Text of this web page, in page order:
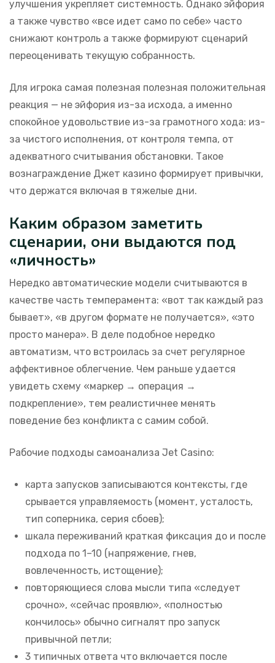
улучшения укрепляет системность. Однако эйфория
а также чувство «все идет само по себе» часто
снижают контроль а также формируют сценарий
переоценивать текущую собранность.
Для игрока самая полезная полезная положительная
реакция — не эйфория из-за исхода, а именно
спокойное удовольствие из-за грамотного хода: из-
за чистого исполнения, от контроля темпа, от
адекватного считывания обстановки. Такое
вознаграждение Джет казино формирует привычки,
что держатся включая в тяжелые дни.
Каким образом заметить
сценарии, они выдаются под
«личность»
Нередко автоматические модели считываются в
качестве часть темперамента: «вот так каждый раз
бывает», «в другом формате не получается», «это
просто манера». В деле подобное нередко
автоматизм, что встроилась за счет регулярное
аффективное облегчение. Чем раньше удается
увидеть схему «маркер → операция →
подкрепление», тем реалистичнее менять
поведение без конфликта с самим собой.
Рабочие подходы самоанализа Jet Casino:
карта запусков записываются контексты, где
срывается управляемость (момент, усталость,
тип соперника, серия сбоев);
шкала переживаний краткая фиксация до и после
подхода по 1–10 (напряжение, гнев,
вовлеченность, истощение);
повторяющиеся слова мысли типа «следует
срочно», «сейчас проявлю», «полностью
кончилось» обычно сигналят про запуск
привычной петли;
3 типичных ответа что включается после